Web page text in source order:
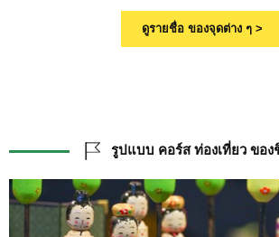
ดูรายชื่อ ของจุดต่าง ๆ >
รูปแบบ คอร์ส ท่องเที่ยว ของ